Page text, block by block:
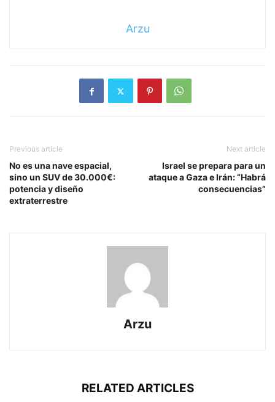
Arzu
Previous article
No es una nave espacial,
sino un SUV de 30.000€:
potencia y diseño
extraterrestre
Next article
Israel se prepara para un
ataque a Gaza e Irán: “Habrá
consecuencias”
Arzu
RELATED ARTICLES